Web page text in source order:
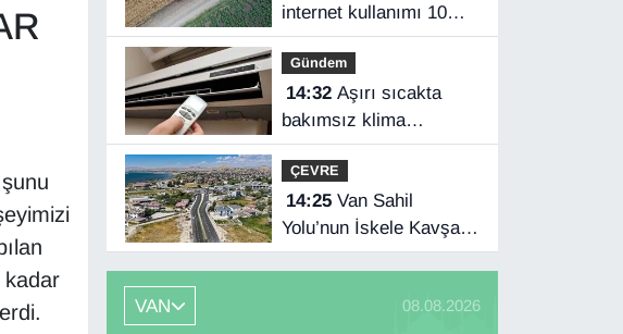
internet kullanımı 10
yılda iki katını aştı
Gündem
14:32Aşırı sıcakta
bakımsız klima
yangınlara neden olabilir
ÇEVRE
14:25Van Sahil
Yolu’nun İskele Kavşağı
tamamlandı
VAN 08.08.2026